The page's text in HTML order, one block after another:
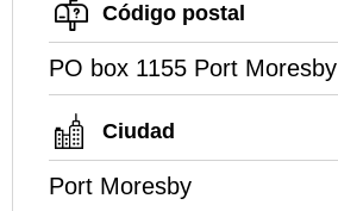
Código postal
PO box 1155 Port Moresby
Ciudad
Port Moresby